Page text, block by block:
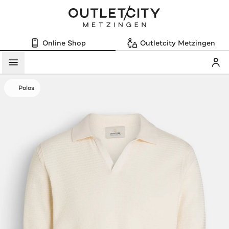
Online Shop Outletcity Metzingen
Menü
Polos